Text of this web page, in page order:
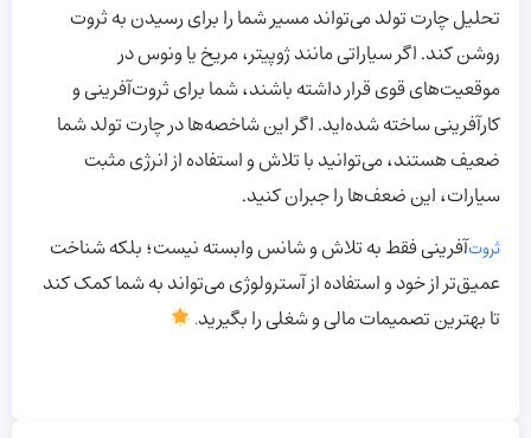
تحلیل چارت تولد می‌تواند مسیر شما را برای رسیدن به ثروت
روشن کند. اگر سیاراتی مانند ژوپیتر، مریخ یا ونوس در
موقعیت‌های قوی قرار داشته باشند، شما برای ثروت‌آفرینی و
کارآفرینی ساخته شده‌اید. اگر این شاخصه‌ها در چارت تولد شما
ضعیف هستند، می‌توانید با تلاش و استفاده از انرژی مثبت
سیارات، این ضعف‌ها را جبران کنید.
ثروت‌آفرینی فقط به تلاش و شانس وابسته نیست؛ بلکه شناخت
عمیق‌تر از خود و استفاده از آسترولوژی می‌تواند به شما کمک کند
تا بهترین تصمیمات مالی و شغلی را بگیرید.